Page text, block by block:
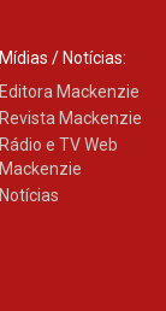
Mídias / Notícias:
Editora Mackenzie
Revista Mackenzie
Rádio e TV Web
Mackenzie
Notícias